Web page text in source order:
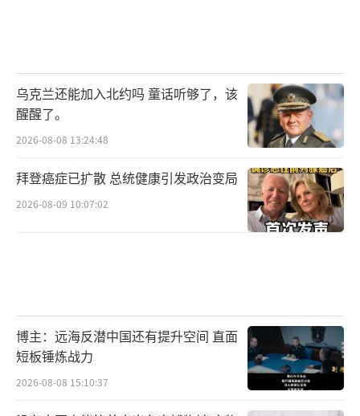
乌克兰还能加入北约吗 童话听够了，该
醒醒了。
2026-08-08 13:24:48
拜登癌症已扩散 总统健康引发政治变局
2026-08-09 10:07:02
博主：远海反潜中国还有提升空间 直面
短板锤炼战力
2026-08-08 15:10:37